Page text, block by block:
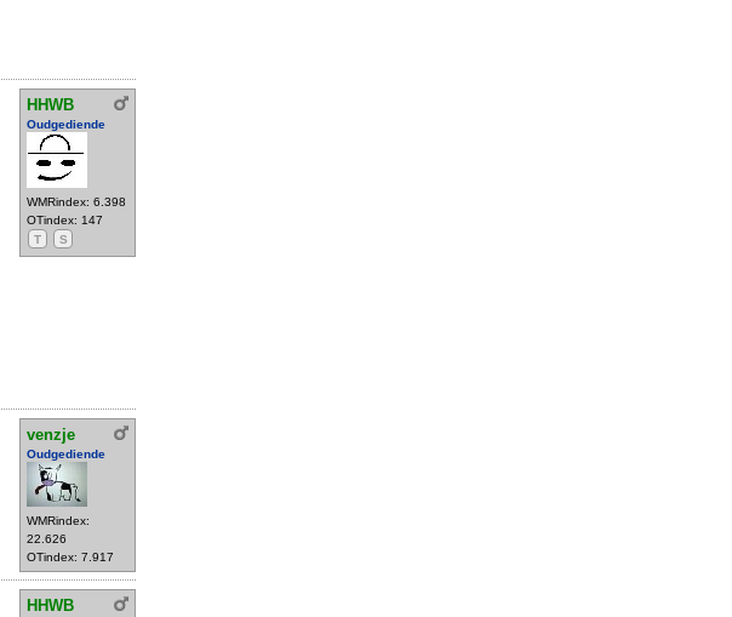
HHWB
Oudgediende
WMRindex: 6.398
OTindex: 147
T
S
venzje
Oudgediende
WMRindex:
22.626
OTindex: 7.917
HHWB